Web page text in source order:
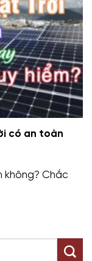
có an toàn
không? Chắc